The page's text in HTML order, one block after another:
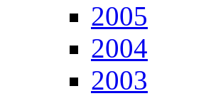
2005
2004
2003